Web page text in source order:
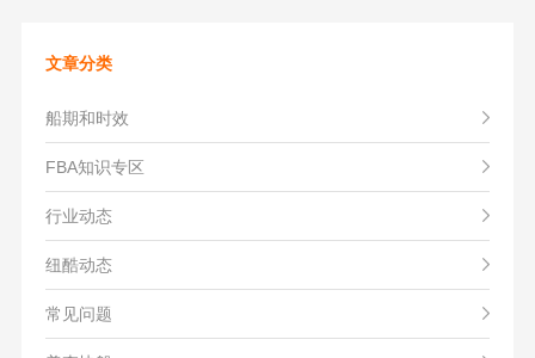
文章分类
船期和时效
FBA知识专区
行业动态
纽酷动态
常见问题